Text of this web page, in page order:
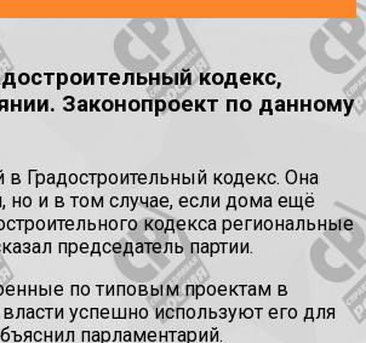
кодекс,
Законопроект по данному
Градостроительный кодекс. Она
но и в том случае, если дома ещё
кодекса региональные
председатель партии.
по типовым проектам в
успешно используют его для
парламентарий.